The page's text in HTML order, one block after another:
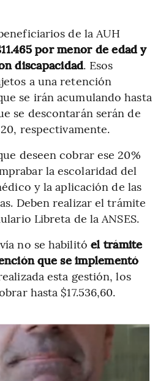
de la AUH
por menor de edad y
discapacidad. Esos
a una retención
se irán acumulando hasta
se descontarán serán de
respectivamente.
deseen cobrar ese 20%
la escolaridad del
y la aplicación de las
Deben realizar el trámite
Libreta de la ANSES.
no se habilitó el trámite
que se implementó
esta gestión, los
hasta $17.536,60.